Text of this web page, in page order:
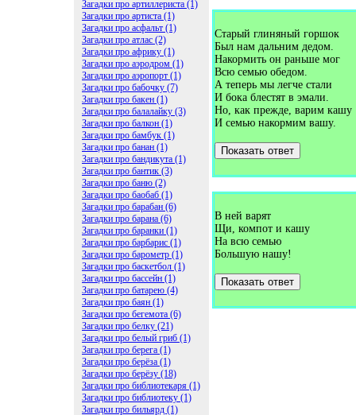
Загадки про артиллериста (1)
Загадки про артиста (1)
Загадки про асфальт (1)
Загадки про атлас (2)
Загадки про африку (1)
Загадки про аэродром (1)
Загадки про аэропорт (1)
Загадки про бабочку (7)
Загадки про бакен (1)
Загадки про балалайку (3)
Загадки про балкон (1)
Загадки про бамбук (1)
Загадки про банан (1)
Загадки про бандикута (1)
Загадки про бантик (3)
Загадки про баню (2)
Загадки про баобаб (1)
Загадки про барабан (6)
Загадки про барана (6)
Загадки про баранки (1)
Загадки про барбарис (1)
Загадки про барометр (1)
Загадки про баскетбол (1)
Загадки про бассейн (1)
Загадки про батарею (4)
Загадки про баян (1)
Загадки про бегемота (6)
Загадки про белку (21)
Загадки про белый гриб (1)
Загадки про берега (1)
Загадки про берёза (1)
Загадки про берёзу (18)
Загадки про библиотекаря (1)
Загадки про библиотеку (1)
Загадки про бильярд (1)
Старый глиняный горшок
Был нам дальним дедом.
Накормить он раньше мог
Всю семью обедом.
А теперь мы легче стали
И бока блестят в эмали.
Но, как прежде, варим кашу
И семью накормим вашу.
Показать ответ
В ней варят
Щи, компот и кашу
На всю семью
Большую нашу!
Показать ответ